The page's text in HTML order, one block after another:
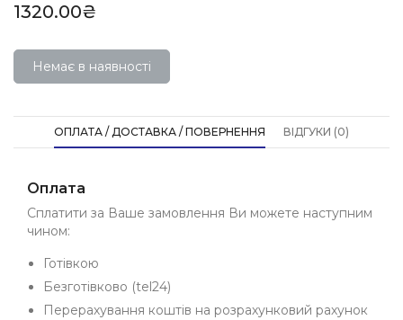
1320.00₴
Немає в наявності
ОПЛАТА / ДОСТАВКА / ПОВЕРНЕННЯ ВІДГУКИ (0)
Оплата
Сплатити за Ваше замовлення Ви можете наступним
чином:
Готівкою
Безготівково (tel24)
Перерахування коштів на розрахунковий рахунок